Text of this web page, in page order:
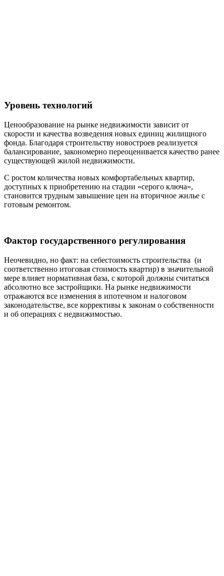
Уровень технологий
Ценообразование на рынке недвижимости зависит от
скорости и качества возведения новых единиц жилищного
фонда. Благодаря строительству новостроев реализуется
балансирование, закономерно переоценивается качество ранее
существующей жилой недвижимости.
С ростом количества новых комфортабельных квартир,
доступных к приобретению на стадии «серого ключа»,
становится трудным завышение цен на вторичное жилье с
готовым ремонтом.
Фактор государственного регулирования
Неочевидно, но факт: на себестоимость строительства (и
соответственно итоговая стоимость квартир) в значительной
мере влияет нормативная база, с которой должны считаться
абсолютно все застройщики. На рынке недвижимости
отражаются все изменения в ипотечном и налоговом
законодательстве, все коррективы к законам о собственности
и об операциях с недвижимостью.